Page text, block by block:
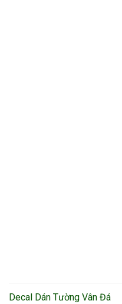
Decal Dán Tường Vân Đá